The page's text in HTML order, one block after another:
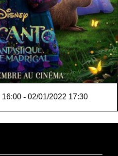
16:00 - 02/01/2022 17:30